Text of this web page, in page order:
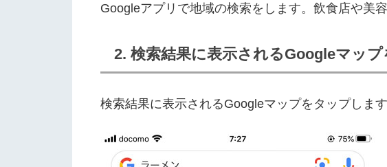
Googleアプリで地域の検索をします。飲食店や美
2. 検索結果に表示されるGoogleマッ
検索結果に表示されるGoogleマップをタップします